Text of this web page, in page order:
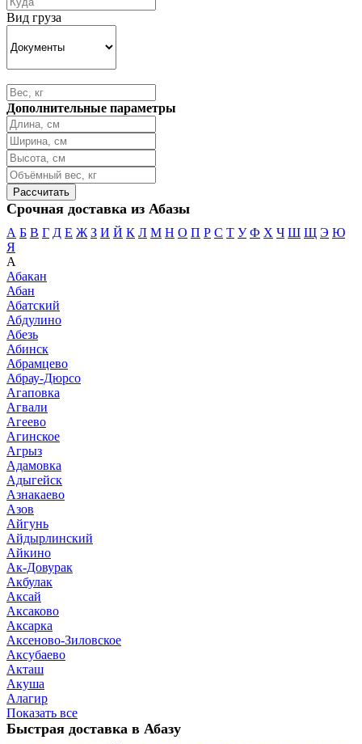
Вид груза
Дополнительные параметры
Срочная доставка из Абазы
А Б В Г Д Е Ж З И Й К Л М Н О П Р С Т У Ф Х Ч Ш Щ Э Ю
Я
А
Абакан
Абан
Абатский
Абдулино
Абезь
Абинск
Абрамцево
Абрау-Дюрсо
Агаповка
Агвали
Агеево
Агинское
Агрыз
Адамовка
Адыгейск
Азнакаево
Азов
Айгунь
Айдырлинский
Айкино
Ак-Довурак
Акбулак
Аксай
Аксаково
Аксарка
Аксеново-Зиловское
Аксубаево
Акташ
Акуша
Алагир
Показать все
Быстрая доставка в Абазу